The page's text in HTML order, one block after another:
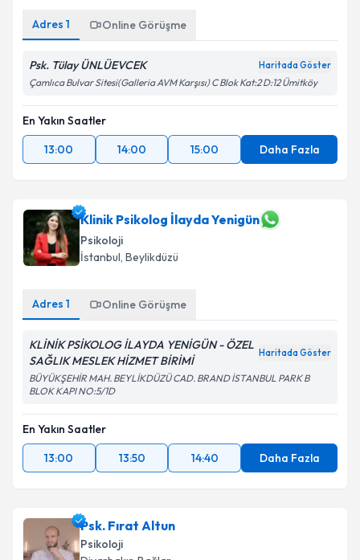
Adres 1 Online Görüşme
Psk. Tülay ÜNLÜEVCEK Haritada Göster
Çamlıca Bulvar Sitesi(Galleria AVM Karşısı) C Blok Kat:2 D:12 Ümitköy
En Yakın Saatler
13:00
14:00 15:00 Daha Fazla
Klinik Psikolog İlayda Yenigün
Psikoloji
İstanbul, Beylikdüzü
Adres 1 Online Görüşme
KLİNİK PSİKOLOG İLAYDA YENİGÜN - ÖZEL
SAĞLIK MESLEK HİZMET BİRİMİ
Haritada Göster
BÜYÜKŞEHİR MAH. BEYLİKDÜZÜ CAD. BRAND İSTANBUL PARK B
BLOK KAPI NO:5/1D
En Yakın Saatler
13:00
13:50 14:40 Daha Fazla
Psk. Fırat Altun
Psikoloji